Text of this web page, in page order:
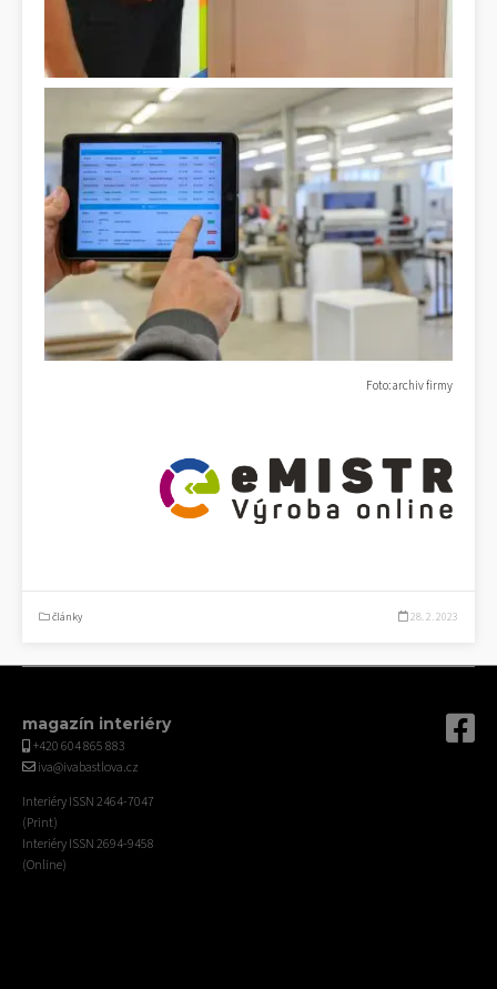
Foto: archiv firmy
články 28. 2. 2023
magazín interiéry
+420 604 865 883
iva@ivabastlova.cz
Interiéry ISSN 2464-7047
(Print)
Interiéry ISSN 2694-9458
(Online)